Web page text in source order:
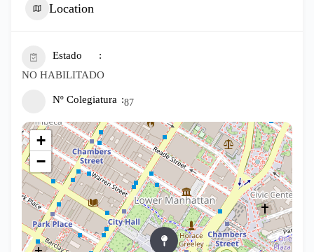
Location
Estado
NO HABILITADO
Nº Colegiatura 87
+
−